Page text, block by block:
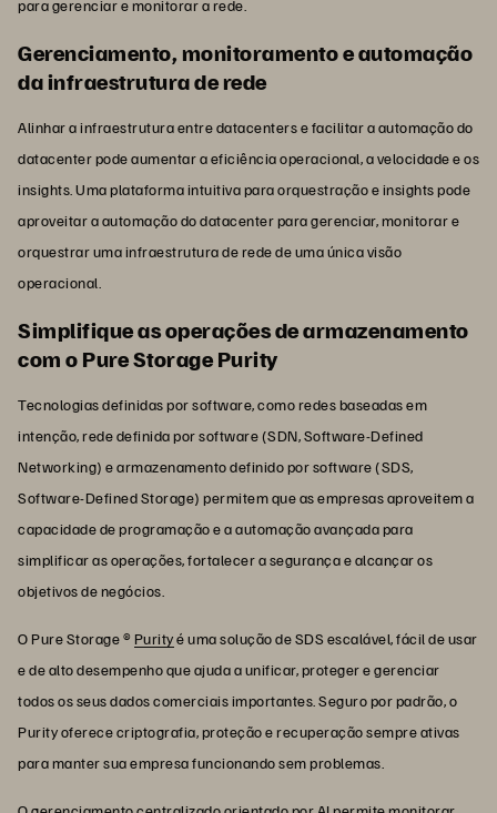
para gerenciar e monitorar a rede.
Gerenciamento, monitoramento e automação
da infraestrutura de rede
Alinhar a infraestrutura entre datacenters e facilitar a automação do
datacenter pode aumentar a eficiência operacional, a velocidade e os
insights. Uma plataforma intuitiva para orquestração e insights pode
aproveitar a automação do datacenter para gerenciar, monitorar e
orquestrar uma infraestrutura de rede de uma única visão
operacional.
Simplifique as operações de armazenamento
com o Pure Storage Purity
Tecnologias definidas por software, como redes baseadas em
intenção, rede definida por software (SDN, Software-Defined
Networking) e armazenamento definido por software (SDS,
Software-Defined Storage) permitem que as empresas aproveitem a
capacidade de programação e a automação avançada para
simplificar as operações, fortalecer a segurança e alcançar os
objetivos de negócios.
O Pure Storage ® Purityé uma solução de SDS escalável, fácil de usar
e de alto desempenho que ajuda a unificar, proteger e gerenciar
todos os seus dados comerciais importantes. Seguro por padrão, o
Purity oferece criptografia, proteção e recuperação sempre ativas
para manter sua empresa funcionando sem problemas.